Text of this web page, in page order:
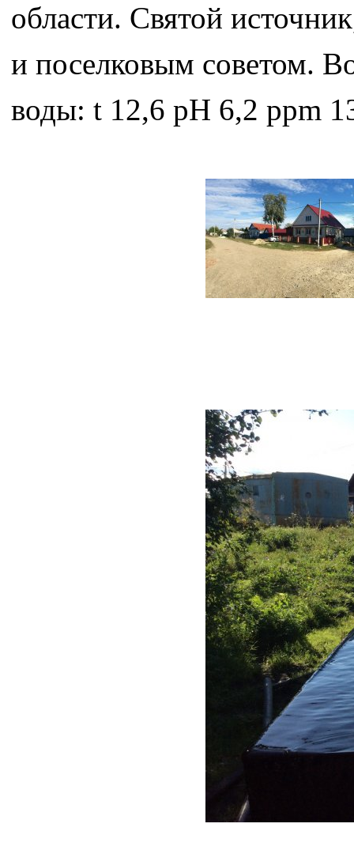
области. Святой
и поселковым советом.
воды: t 12,6 pH 6,2 ppm